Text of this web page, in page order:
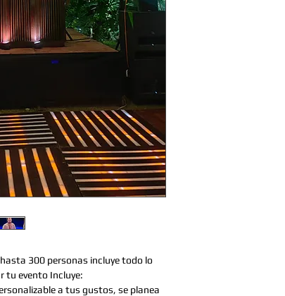
300 personas incluye todo lo
tu evento Incluye:
a tus gustos, se planea